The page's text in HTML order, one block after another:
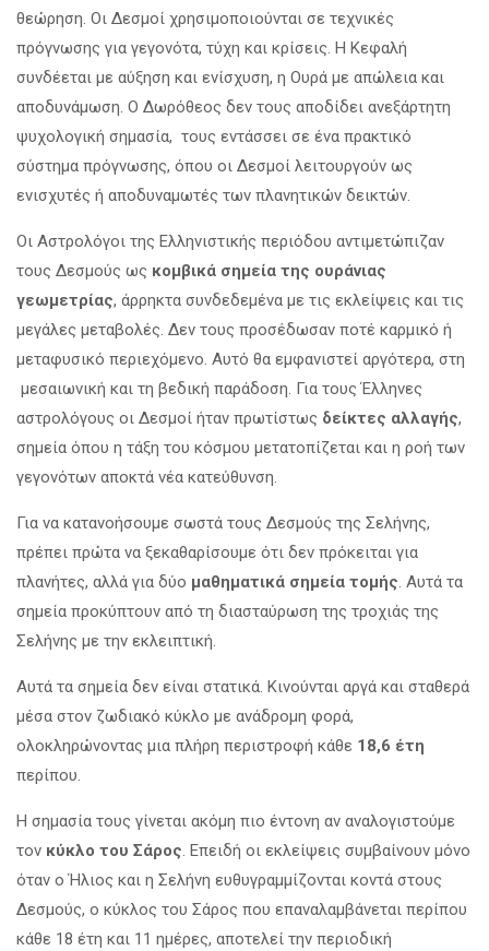
θεώρηση. Οι Δεσμοί χρησιμοποιούνται σε τεχνικές
πρόγνωσης για γεγονότα, τύχη και κρίσεις. Η Κεφαλή
συνδέεται με αύξηση και ενίσχυση, η Ουρά με απώλεια και
αποδυνάμωση. Ο Δωρόθεος δεν τους αποδίδει ανεξάρτητη
ψυχολογική σημασία, τους εντάσσει σε ένα πρακτικό
σύστημα πρόγνωσης, όπου οι Δεσμοί λειτουργούν ως
ενισχυτές ή αποδυναμωτές των πλανητικών δεικτών.
Οι Αστρολόγοι της Ελληνιστικής περιόδου αντιμετώπιζαν
τους Δεσμούς ως κομβικά σημεία της ουράνιας
γεωμετρίας, άρρηκτα συνδεδεμένα με τις εκλείψεις και τις
μεγάλες μεταβολές. Δεν τους προσέδωσαν ποτέ καρμικό ή
μεταφυσικό περιεχόμενο. Αυτό θα εμφανιστεί αργότερα, στη
μεσαιωνική και τη βεδική παράδοση. Για τους Έλληνες
αστρολόγους οι Δεσμοί ήταν πρωτίστως δείκτες αλλαγής,
σημεία όπου η τάξη του κόσμου μετατοπίζεται και η ροή των
γεγονότων αποκτά νέα κατεύθυνση.
Για να κατανοήσουμε σωστά τους Δεσμούς της Σελήνης,
πρέπει πρώτα να ξεκαθαρίσουμε ότι δεν πρόκειται για
πλανήτες, αλλά για δύο μαθηματικά σημεία τομής. Αυτά τα
σημεία προκύπτουν από τη διασταύρωση της τροχιάς της
Σελήνης με την εκλειπτική.
Αυτά τα σημεία δεν είναι στατικά. Κινούνται αργά και σταθερά
μέσα στον ζωδιακό κύκλο με ανάδρομη φορά,
ολοκληρώνοντας μια πλήρη περιστροφή κάθε 18,6 έτη
περίπου.
Η σημασία τους γίνεται ακόμη πιο έντονη αν αναλογιστούμε
τον κύκλο του Σάρος. Επειδή οι εκλείψεις συμβαίνουν μόνο
όταν ο Ήλιος και η Σελήνη ευθυγραμμίζονται κοντά στους
Δεσμούς, ο κύκλος του Σάρος που επαναλαμβάνεται περίπου
κάθε 18 έτη και 11 ημέρες, αποτελεί την περιοδική